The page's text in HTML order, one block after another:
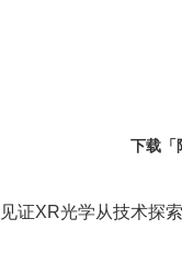
下载「
证XR光学从技术探